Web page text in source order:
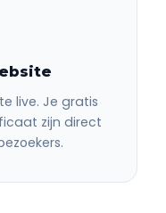
live. Je gratis
zijn direct